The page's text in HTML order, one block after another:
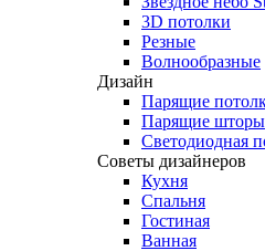
3D потолки
Резные
Волнообразные
Дизайн
Парящие
Парящие шторы
Светодиодная
Советы дизайнеров
Кухня
Спальня
Гостиная
Ванная